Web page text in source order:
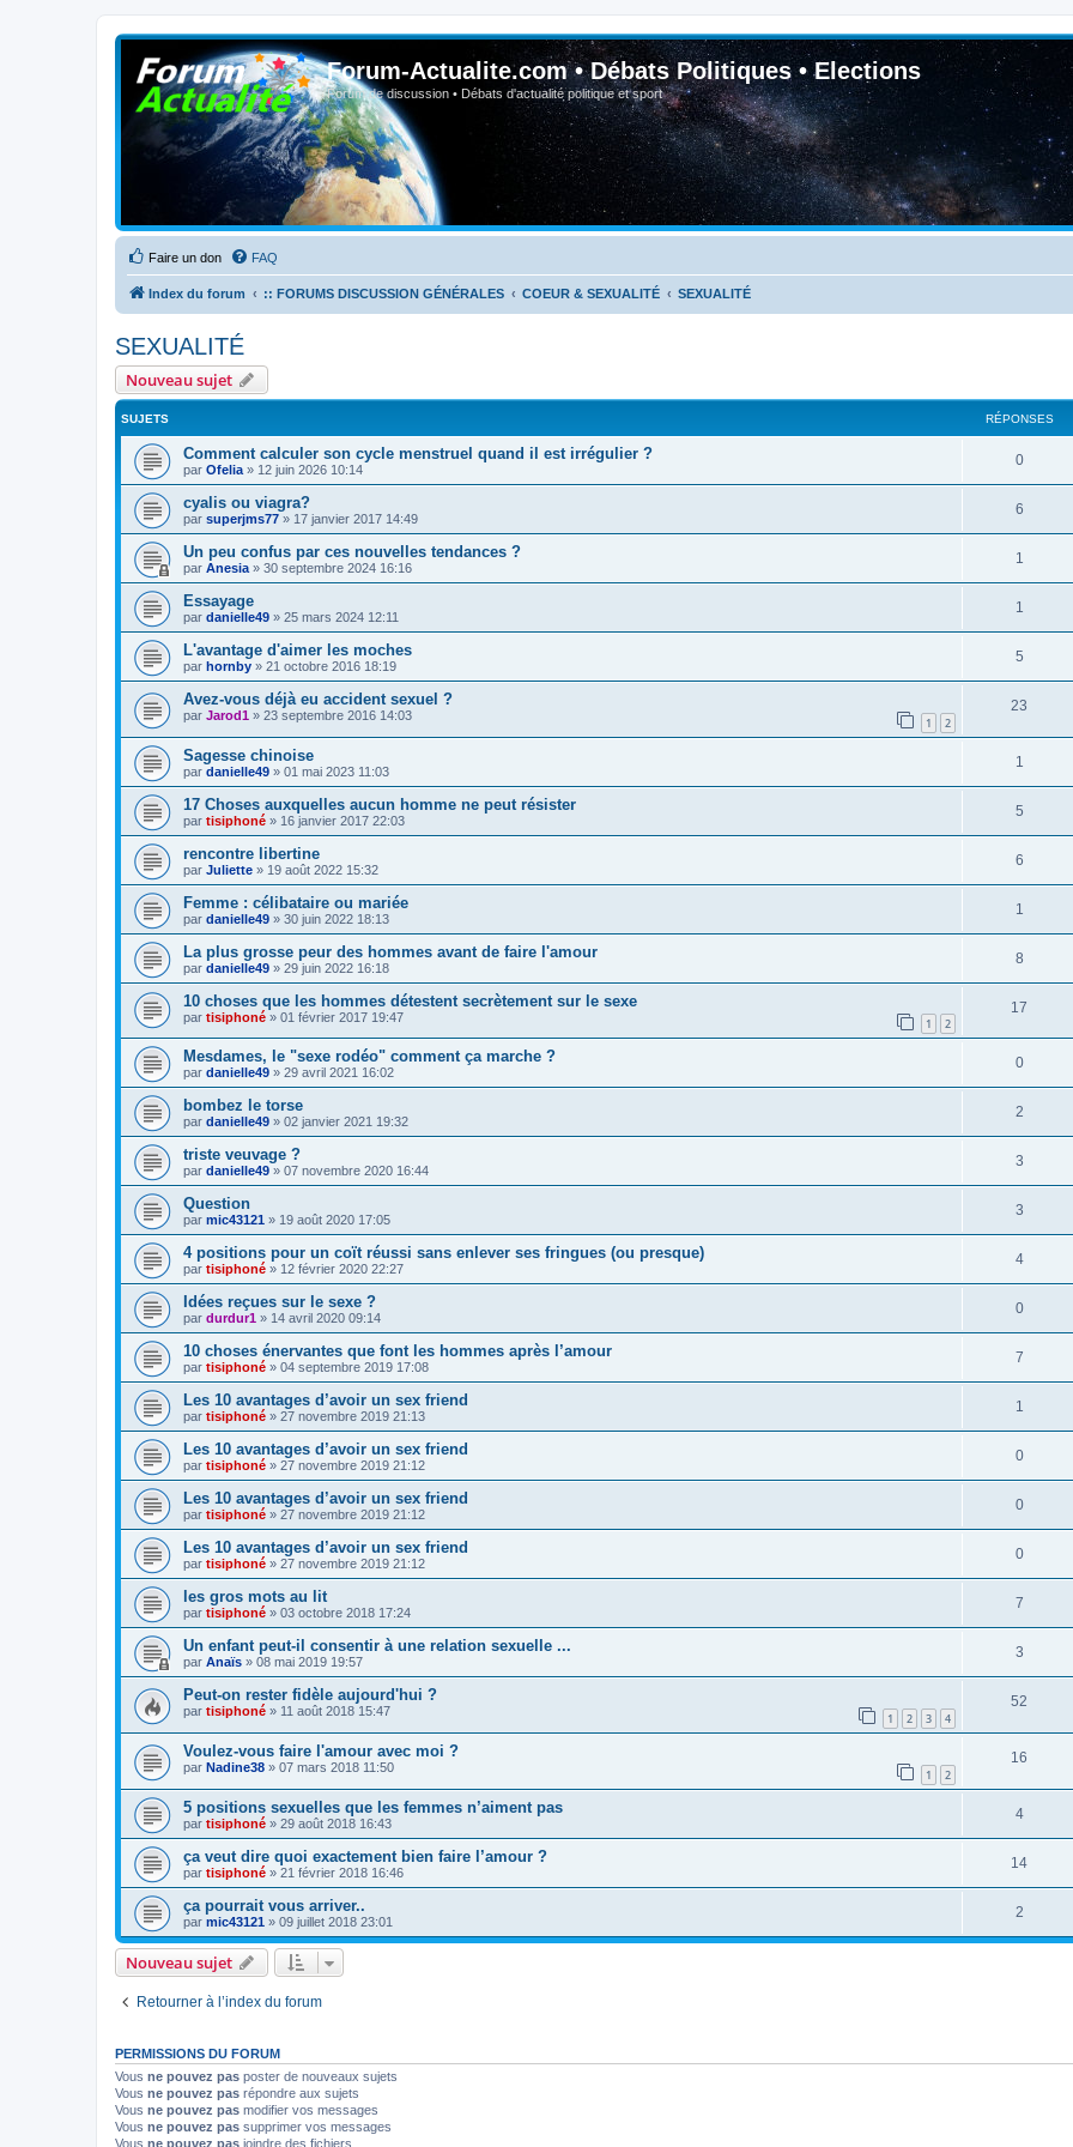
Forum-Actualite.com • Débats Politiques • Elections
Forum de discussion • Débats d'actualité politique et sport
Faire un don FAQ
Index du forum :: FORUMS DISCUSSION GÉNÉRALES COEUR & SEXUALITÉ SEXUALITÉ
SEXUALITÉ
Nouveau sujet
SUJETS RÉPONSES
Comment calculer son cycle menstruel quand il est irrégulier ?
par Ofelia » 12 juin 2026 10:14
0
cyalis ou viagra?
par superjms77 » 17 janvier 2017 14:49
6
Un peu confus par ces nouvelles tendances ?
par Anesia » 30 septembre 2024 16:16
1
Essayage
par danielle49 » 25 mars 2024 12:11
1
L'avantage d'aimer les moches
par hornby » 21 octobre 2016 18:19
5
Avez-vous déjà eu accident sexuel ?
par Jarod1 » 23 septembre 2016 14:03 1 2
23
Sagesse chinoise
par danielle49 » 01 mai 2023 11:03
1
17 Choses auxquelles aucun homme ne peut résister
par tisiphoné » 16 janvier 2017 22:03
5
rencontre libertine
par Juliette » 19 août 2022 15:32
6
Femme : célibataire ou mariée
par danielle49 » 30 juin 2022 18:13
1
La plus grosse peur des hommes avant de faire l'amour
par danielle49 » 29 juin 2022 16:18
8
10 choses que les hommes détestent secrètement sur le sexe
par tisiphoné » 01 février 2017 19:47 1 2
17
Mesdames, le "sexe rodéo" comment ça marche ?
par danielle49 » 29 avril 2021 16:02
0
bombez le torse
par danielle49 » 02 janvier 2021 19:32
2
triste veuvage ?
par danielle49 » 07 novembre 2020 16:44
3
Question
par mic43121 » 19 août 2020 17:05
3
4 positions pour un coït réussi sans enlever ses fringues (ou presque)
par tisiphoné » 12 février 2020 22:27
4
Idées reçues sur le sexe ?
par durdur1 » 14 avril 2020 09:14
0
10 choses énervantes que font les hommes après l’amour
par tisiphoné » 04 septembre 2019 17:08
7
Les 10 avantages d’avoir un sex friend
par tisiphoné » 27 novembre 2019 21:13
1
Les 10 avantages d’avoir un sex friend
par tisiphoné » 27 novembre 2019 21:12
0
Les 10 avantages d’avoir un sex friend
par tisiphoné » 27 novembre 2019 21:12
0
Les 10 avantages d’avoir un sex friend
par tisiphoné » 27 novembre 2019 21:12
0
les gros mots au lit
par tisiphoné » 03 octobre 2018 17:24
7
Un enfant peut-il consentir à une relation sexuelle ...
par Anaïs » 08 mai 2019 19:57
3
Peut-on rester fidèle aujourd'hui ?
par tisiphoné » 11 août 2018 15:47 1 2 3 4
52
Voulez-vous faire l'amour avec moi ?
par Nadine38 » 07 mars 2018 11:50 1 2
16
5 positions sexuelles que les femmes n’aiment pas
par tisiphoné » 29 août 2018 16:43
4
ça veut dire quoi exactement bien faire l’amour ?
par tisiphoné » 21 février 2018 16:46
14
ça pourrait vous arriver..
par mic43121 » 09 juillet 2018 23:01
2
Nouveau sujet
Retourner à l’index du forum
PERMISSIONS DU FORUM
Vous ne pouvez pas poster de nouveaux sujets
Vous ne pouvez pas répondre aux sujets
Vous ne pouvez pas modifier vos messages
Vous ne pouvez pas supprimer vos messages
Vous ne pouvez pas joindre des fichiers